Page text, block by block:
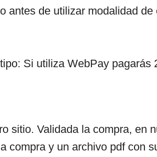
antes de utilizar modalidad de
Si utiliza WebPay pagarás
sitio. Validada la compra, en
compra y un archivo pdf con